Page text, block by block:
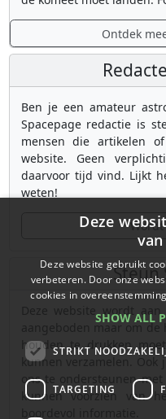
Ontdek
Ben je een amateur
Spacepage redactie is
mensen die artikelen
website. Geen
daarvoor tijd vind. Lijkt
weten!
Steun
Deze website wordt
aangeboden maar om
houden te drukken
kunnen verzamelen.
ons te ondersteunen
kunnen voorzien van
Deze
Deze website gebruikt
verbeteren. Door onze
cookies in
SHOW ALL
STRIKT
TARGETING